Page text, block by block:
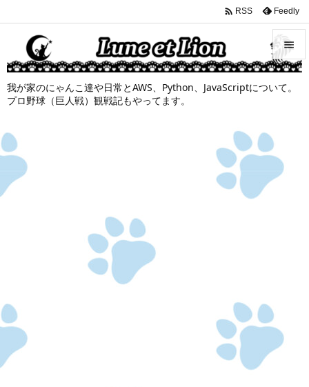
我が家のにゃんこ達や日常とAWS、Python、JavaScriptについて。
プロ野球（巨人戦）観戦記もやってます。


メニュ
前へ
 RSS Feedly